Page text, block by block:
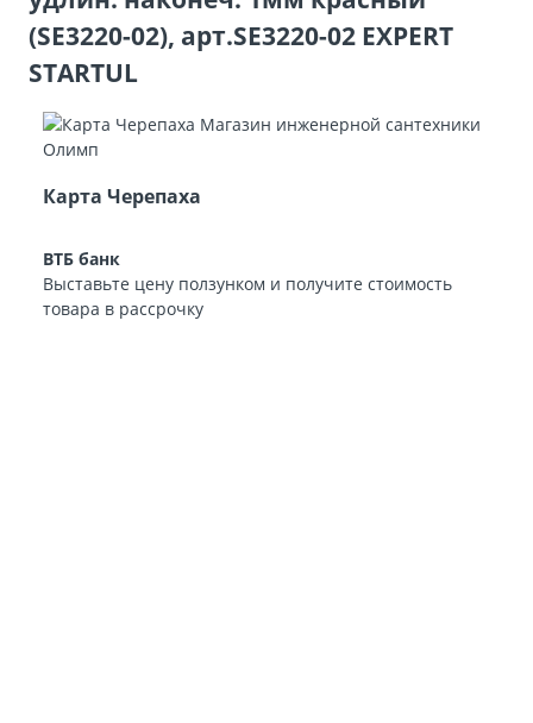
(SE3220-02), арт.SE3220-02 EXPERT
STARTUL
Карта Черепаха
ВТБ банк
Выставьте цену ползунком и получите стоимость
товара в рассрочку